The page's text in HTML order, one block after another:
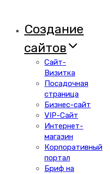
Создание
сайтов
Сайт-
Визитка
Посадочная
страница
Бизнес-сайт
VIP-Сайт
Интернет-
магазин
Корпоративный
портал
Бриф на